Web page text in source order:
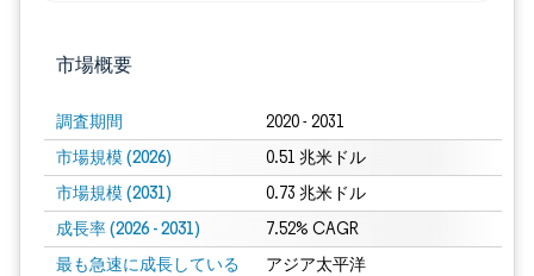
市場概要
調査期間 2020 - 2031
市場規模 (2026) 0.51 兆米ドル
市場規模 (2031) 0.73 兆米ドル
成長率 (2026 - 2031) 7.52% CAGR
最も急速に成長している
アジア太平洋